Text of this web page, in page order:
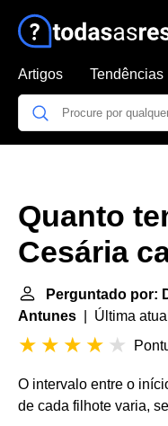
Artigos Tendências
Quanto
Cesária
Perguntado por:
Antunes | Última
O intervalo entre o
de cada filhote varia,